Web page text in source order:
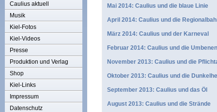
Caulius aktuell
Musik
Kiel-Fotos
Kiel-Videos
Presse
Produktion und Verlag
Shop
Kiel-Links
Impressum
Datenschutz
Mai 2014: Caulius und die blaue Linie
April 2014: Caulius und die
März 2014: Caulius und der Karneval
Februar 2014: Caulius und die
November 2013: Caulius und die
Oktober 2013: Caulius und die
September 2013: Caulius und das Öl
August 2013: Caulius und die Strände